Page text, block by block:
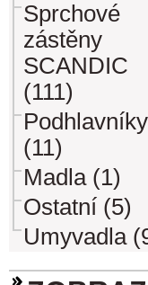
Sprchové
zástěny
SCANDIC
(111)
Podhlavníky
(11)
Madla (1)
Ostatní (5)
Umyvadla